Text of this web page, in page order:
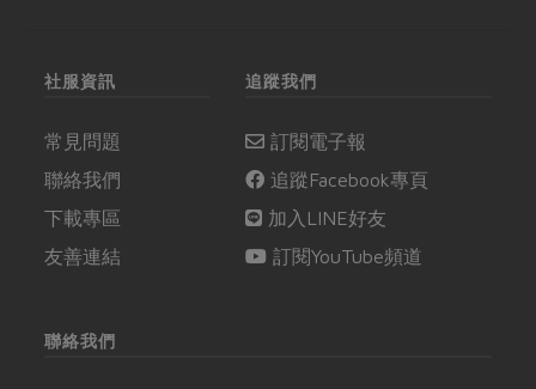
社服資訊
常見問題
聯絡我們
下載專區
友善連結
追蹤我們
訂閱電子報
追蹤Facebook專頁
加入LINE好友
訂閱YouTube頻道
聯絡我們